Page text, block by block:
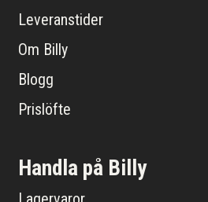
Leveranstider
Om Billy
Blogg
Prislöfte
Handla på Billy